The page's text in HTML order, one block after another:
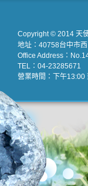
Copyright © 2014 天
地址：40758台中市
Office Address：
TEL：04-23285671
營業時間：下午13:00